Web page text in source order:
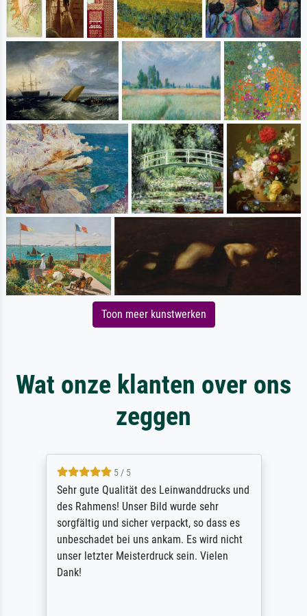
Toon meer kunstwerken
Wat onze klanten over ons
zeggen
5 / 5
Sehr gute Qualität des Leinwanddrucks und
des Rahmens! Unser Bild wurde sehr
sorgfältig und sicher verpackt, so dass es
unbeschadet bei uns ankam. Es wird nicht
unser letzter Meisterdruck sein. Vielen
Dank!